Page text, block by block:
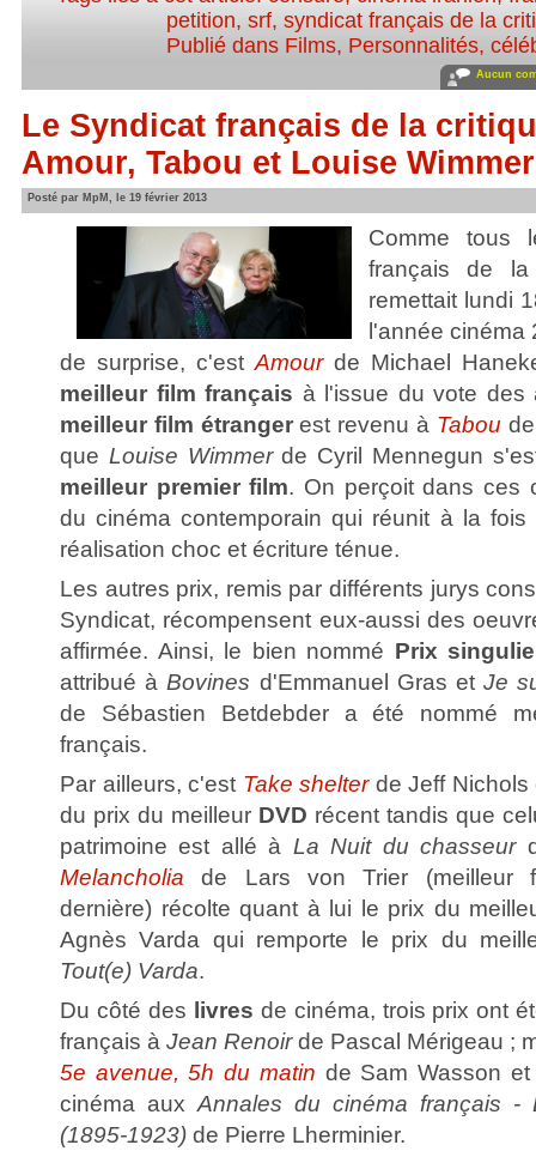
petition,srf,syndicat français de la
Publié dans Films, Personnalités,
Aucun
Le Syndicat français de la
Amour, Tabou et Louise Wimmer
Posté par MpM, le 19 février 2013
Comme tous
français de
remettait lundi
l'année cinéma
de surprise, c'est Amourde Michael
meilleur film français à l'issue du vote des
meilleur film étrangerest revenu à Tabou
que Louise Wimmerde Cyril Mennegun
meilleur premier film. On perçoit dans ces
du cinéma contemporain qui réunit à la fois
réalisation choc et écriture ténue.
Les autres prix, remis par différents jurys
Syndicat, récompensent eux-aussi des
affirmée. Ainsi, le bien nommé Prix
attribué àBovines d'Emmanuel Gras etJe
de Sébastien Betdebder a été nommé
français.
Par ailleurs, c'est Take shelterde Jeff Nichols
du prix du meilleur DVD récent tandis que
patrimoine est allé à La Nuit du chasseur
Melancholia de Lars von Trier (meilleur
dernière) récolte quant à lui le prix du
Agnès Varda qui remporte le prix du
Tout(e) Varda.
Du côté des livres de cinéma, trois prix ont
français à Jean Renoirde Pascal Mérigeau ;
5e avenue, 5h du matin de Sam Wasson
cinéma aux Annales du cinéma français -
(1895-1923) de Pierre Lherminier.